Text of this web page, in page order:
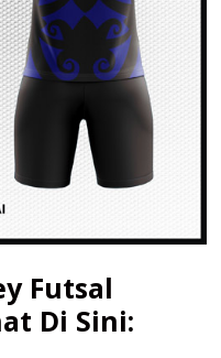
Futsal
Di Sini: